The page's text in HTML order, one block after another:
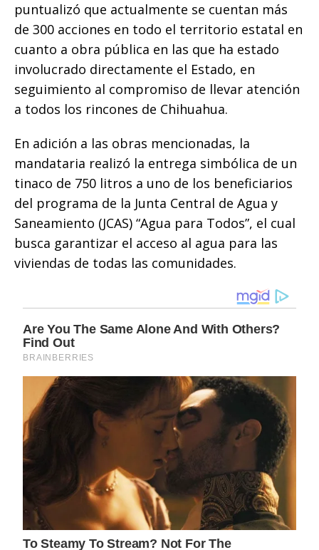
puntualizó que actualmente se cuentan más
de 300 acciones en todo el territorio estatal en
cuanto a obra pública en las que ha estado
involucrado directamente el Estado, en
seguimiento al compromiso de llevar atención
a todos los rincones de Chihuahua.
En adición a las obras mencionadas, la
mandataria realizó la entrega simbólica de un
tinaco de 750 litros a uno de los beneficiarios
del programa de la Junta Central de Agua y
Saneamiento (JCAS) “Agua para Todos”, el cual
busca garantizar el acceso al agua para las
viviendas de todas las comunidades.